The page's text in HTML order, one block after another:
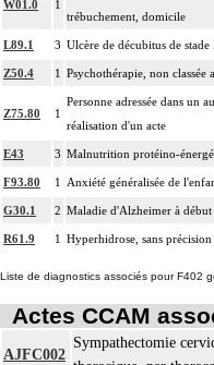
W01.0
1
trébuchement, domicile
L89.1 3 Ulcère de décubitus de
Z50.4 1 Psychothérapie, non classée
Z75.80 1
Personne adressée dans un
réalisation d'un acte
E43 3 Malnutrition protéino-
F93.80 1 Anxiété généralisée de
G30.1 2 Maladie d'Alzheimer à
R61.9 1 Hyperhidrose, sans précision
Liste de diagnostics associés pour F402
Actes CCAM
AJFC002
Sympathectomie